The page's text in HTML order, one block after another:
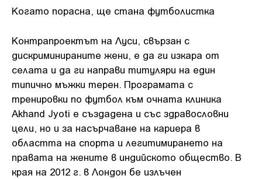
Когато порасна, ще стана футболистка
Контрапроектът на Луси, свързан с
дискриминираните жени, е да ги изкара от
селата и да ги направи титуляри на един
типично мъжки терен. Програмата с
тренировки по футбол към очната клиника
Akhand Jyoti е създадена и със здравословни
цели, но и за насърчаване на кариера в
областта на спорта и легитимирането на
правата на жените в индийското общество. В
края на 2012 г. в Лондон бе излъчен